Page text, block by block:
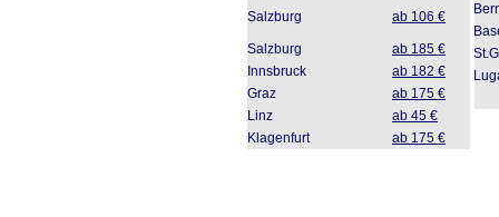
Salzburg ab 106 €
Salzburg
ab 185 €
Innsbruck
ab 182 €
Graz
ab 175 €
Linz
ab 45 €
Klagenfurt
ab 175 €